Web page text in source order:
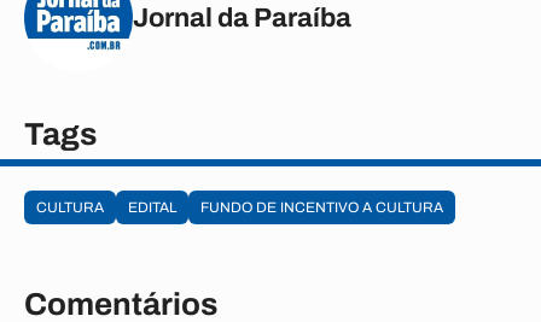
Jornal da Paraíba
Tags
CULTURA EDITAL FUNDO DE INCENTIVO A CULTURA
Comentários